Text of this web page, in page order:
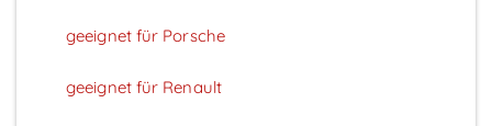
geeignet für Porsche
geeignet für Renault